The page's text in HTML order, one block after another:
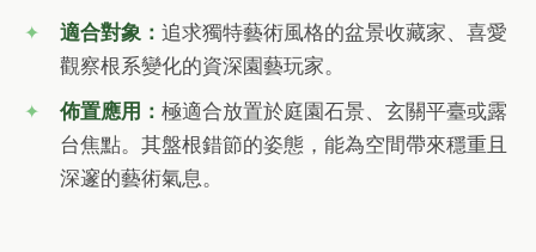
適合對象：追求獨特藝術風格的盆景收藏家、喜愛
觀察根系變化的資深園藝玩家。
佈置應用：極適合放置於庭園石景、玄關平臺或露
台焦點。其盤根錯節的姿態，能為空間帶來穩重且
深邃的藝術氣息。